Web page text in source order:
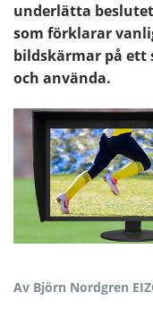
underlätta
som förklarar
bildskärmar på ett
och använda.
Av Björn Nordgren